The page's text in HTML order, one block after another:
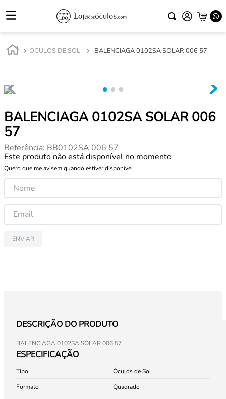
ÓCULOS DE SOL BALENCIAGA 0102SA SOLAR 006 57
BALENCIAGA 0102SA SOLAR 006
57
Referência: BB0102SA 006 57
Este produto não está disponível no momento
Quero que me avisem quando estiver disponível
ENVIAR
DESCRIÇÃO DO PRODUTO
BALENCIAGA 0102SA SOLAR 006 57
ESPECIFICAÇÃO
Tipo
Óculos de Sol
Formato
Quadrado